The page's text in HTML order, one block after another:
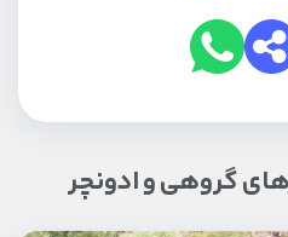
گروهی و ادونچر